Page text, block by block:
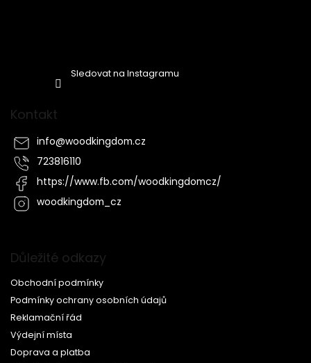
Sledovat na Instagramu
Kontakt
info@woodkingdom.cz
723816110
https://www.fb.com/woodkingdomcz/
woodkingdom_cz
Důležité odkazy
Obchodní podmínky
Podmínky ochrany osobních údajů
Reklamační řád
Výdejní místa
Doprava a platba